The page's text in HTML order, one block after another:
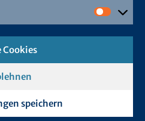
Cookies
speichern